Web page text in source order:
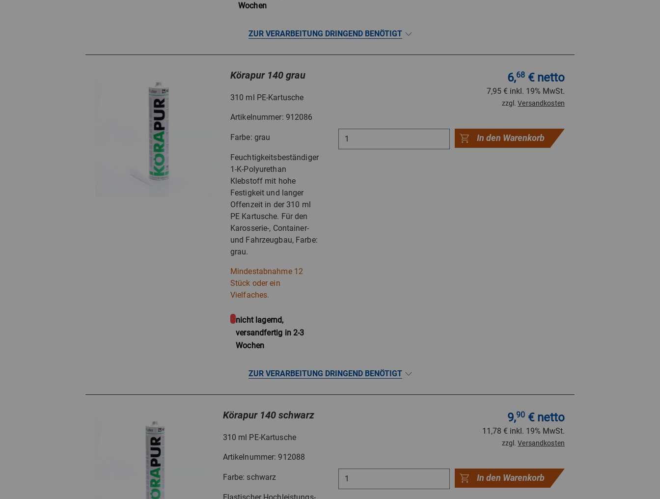
Wochen
ZUR VERARBEITUNG DRINGEND BENÖTIGT
Körapur 140 grau
310 ml PE-Kartusche
Artikelnummer: 912086
Farbe: grau
Feuchtigkeitsbeständiger
1-K-Polyurethan
Klebstoff mit hohe
Festigkeit und langer
Offenzeit in der 310 ml
PE Kartusche. Für den
Karosserie-, Container-
und Fahrzeugbau, Farbe:
grau.
Mindestabnahme 12
Stück oder ein
Vielfaches.
nicht lagernd,
versandfertig in 2-3
Wochen
6,68 € netto
7,95 € inkl. 19% MwSt.
zzgl.Versandkosten
In den Warenkorb
ZUR VERARBEITUNG DRINGEND BENÖTIGT
Körapur 140 schwarz
310 ml PE-Kartusche
Artikelnummer: 912088
Farbe: schwarz
Elastischer Hochleistungs-
9,90 € netto
11,78 € inkl. 19% MwSt.
zzgl.Versandkosten
In den Warenkorb